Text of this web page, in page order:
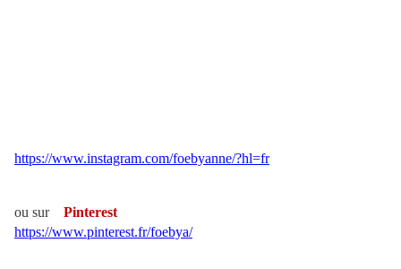
https://www.instagram.com/foebyanne/?hl=fr
ou sur Pinterest
https://www.pinterest.fr/foebya/